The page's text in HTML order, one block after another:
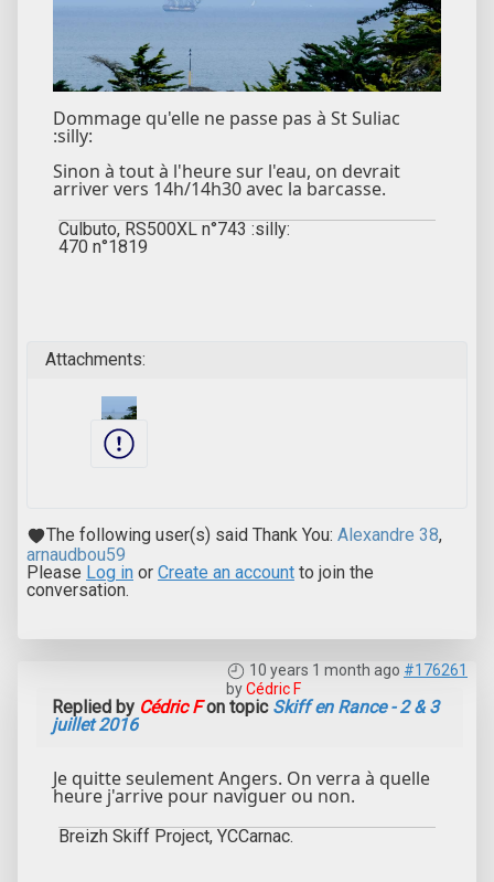
Dommage qu'elle ne passe pas à St Suliac
:silly:
Sinon à tout à l'heure sur l'eau, on devrait
arriver vers 14h/14h30 avec la barcasse.
Culbuto, RS500XL n°743 :silly:
470 n°1819
Attachments:
The following user(s) said Thank You: Alexandre 38,
arnaudbou59
Please Log in or Create an account to join the
conversation.
10 years 1 month ago #176261
byCédric F
Replied by Cédric Fon topic Skiff en Rance - 2 & 3
juillet 2016
Je quitte seulement Angers. On verra à quelle
heure j'arrive pour naviguer ou non.
Breizh Skiff Project, YCCarnac.